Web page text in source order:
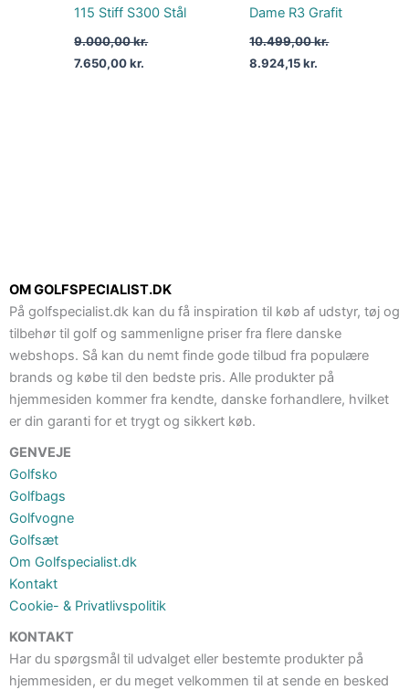
115 Stiff S300 Stål
9.000,00kr.
7.650,00kr.
Dame R3 Grafit
10.499,00kr.
8.924,15kr.
OM GOLFSPECIALIST.DK
På golfspecialist.dk kan du få inspiration til køb af udstyr, tøj og
tilbehør til golf og sammenligne priser fra flere danske
webshops. Så kan du nemt finde gode tilbud fra populære
brands og købe til den bedste pris. Alle produkter på
hjemmesiden kommer fra kendte, danske forhandlere, hvilket
er din garanti for et trygt og sikkert køb.
GENVEJE
Golfsko
Golfbags
Golfvogne
Golfsæt
Om Golfspecialist.dk
Kontakt
Cookie- & Privatlivspolitik
KONTAKT
Har du spørgsmål til udvalget eller bestemte produkter på
hjemmesiden, er du meget velkommen til at sende en besked